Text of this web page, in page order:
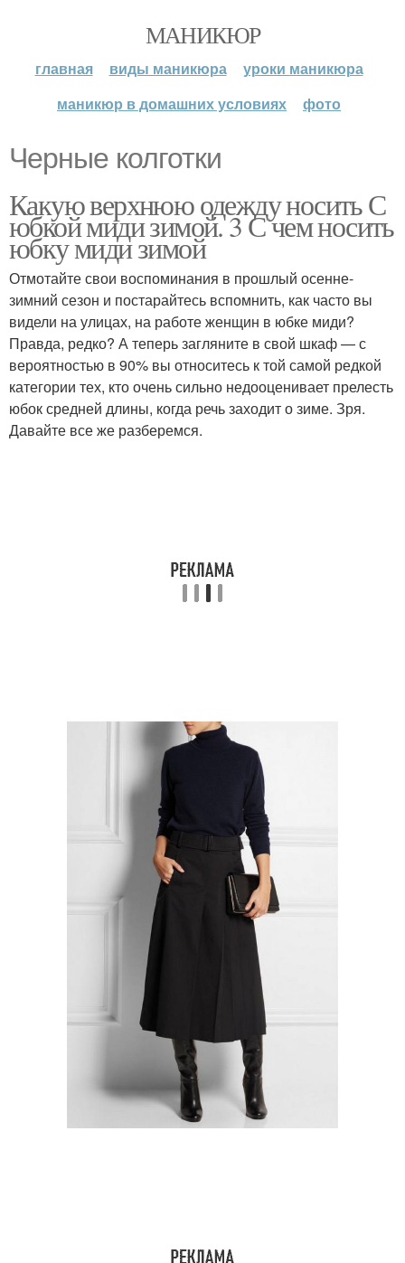
МАНИКЮР
главная виды маникюра
уроки маникюра
маникюр в домашних условиях
фото
Черные колготки
Какую верхнюю одежду носить С
юбкой миди зимой. 3 С чем носить
юбку миди зимой
Отмотайте свои воспоминания в прошлый осенне-
зимний сезон и постарайтесь вспомнить, как часто вы
видели на улицах, на работе женщин в юбке миди?
Правда, редко? А теперь загляните в свой шкаф — с
вероятностью в 90% вы относитесь к той самой редкой
категории тех, кто очень сильно недооценивает прелесть
юбок средней длины, когда речь заходит о зиме. Зря.
Давайте все же разберемся.